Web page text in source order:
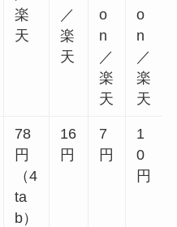
楽
天
／
楽
天
o
n
／
楽
天
o
n
／
楽
天
78
円
（4
ta
b）
16
円
7
円
1
0
円